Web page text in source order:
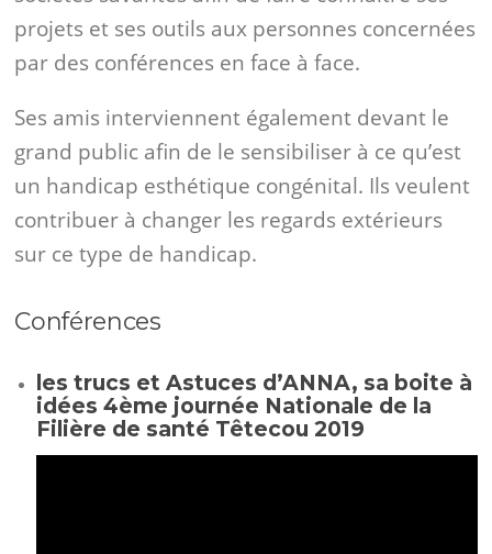
projets et ses outils aux personnes concernées
par des conférences en face à face.
Ses amis interviennent également devant le
grand public afin de le sensibiliser à ce qu’est
un handicap esthétique congénital. Ils veulent
contribuer à changer les regards extérieurs
sur ce type de handicap.
Conférences
les trucs et Astuces d’ANNA, sa boite à
idées 4ème journée Nationale de la
Filière de santé Têtecou 2019